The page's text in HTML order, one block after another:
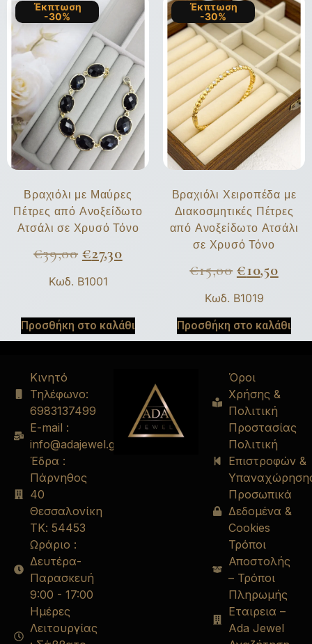
Έκπτωση
-30%
Βραχιόλι με Μαύρες
Πέτρες από Ανοξείδωτο
Ατσάλι σε Χρυσό Τόνο
€39,00 €27,30
Κωδ. B1001
Προσθήκη στο καλάθι
Έκπτωση
-30%
Βραχιόλι Χειροπέδα με
Διακοσμητικές Πέτρες
από Ανοξείδωτο Ατσάλι
σε Χρυσό Τόνο
€15,00 €10,50
Κωδ. B1019
Προσθήκη στο καλάθι
Κινητό
Τηλέφωνο:
6983137499
E-mail :
info@adajewel.gr
Έδρα :
Πάρνηθος
40
Θεσσαλονίκη
ΤΚ: 54453
Ωράριο :
Δευτέρα-
Παρασκευή
9:00 - 17:00
Ημέρες
Λειτουργίας
Όροι
Χρήσης &
Πολιτική
Προστασίας
Πολιτική
Επιστροφών &
Προσωπικά
Δεδομένα &
Cookies
Τρόποι
Αποστολής
– Τρόποι
Πληρωμής
Εταιρεια –
Ada Jewel